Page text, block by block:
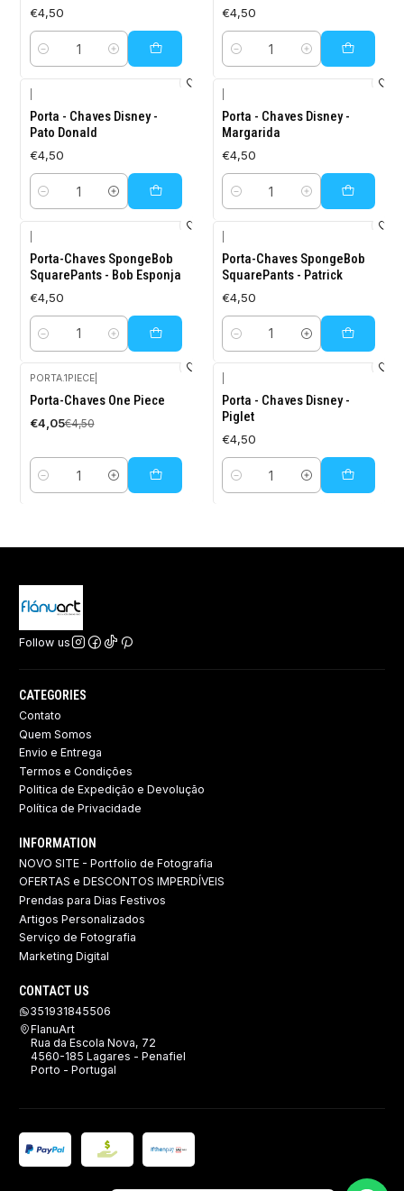
€4,50
Quantity
€4,50
Quantity
Porta - Chaves Disney -
Pato Donald
€4,50
Quantity
Porta - Chaves Disney -
Margarida
€4,50
Quantity
Porta-Chaves SpongeBob
SquarePants - Bob Esponja
€4,50
Quantity
Porta-Chaves SpongeBob
SquarePants - Patrick
€4,50
Quantity
-10%
OFF
PORTA.1PIECE|
Porta-Chaves One Piece
€4,05€4,50
Quantity
Porta - Chaves Disney -
Piglet
€4,50
Quantity
Follow us
CATEGORIES
Contato
Quem Somos
Envio e Entrega
Termos e Condições
Politica de Expedição e Devolução ​
Política de Privacidade
INFORMATION
NOVO SITE - Portfolio de Fotografia
OFERTAS e DESCONTOS IMPERDÍVEIS
Prendas para Dias Festivos
Artigos Personalizados
Serviço de Fotografia
Marketing Digital
CONTACT US
351931845506
FlanuArt
Rua da Escola Nova, 72
4560-185 Lagares - Penafiel
Porto - Portugal